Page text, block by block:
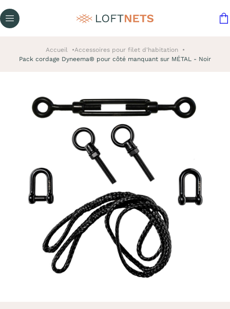
Accueil
Accessoires pour filet d'habitation
Pack cordage Dyneema® pour côté manquant sur MÉTAL - Noir